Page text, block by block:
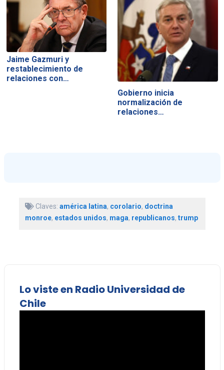
Jaime Gazmuri y
restablecimiento de
relaciones con…
Gobierno inicia
normalización de
relaciones…
Claves: américa latina, corolario, doctrina
monroe, estados unidos, maga, republicanos, trump
Lo viste en Radio Universidad de
Chile